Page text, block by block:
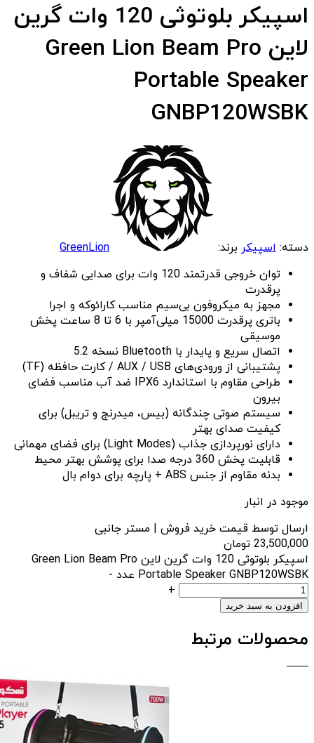
اسپیکر بلوتوثی 120 وات گرین
لاین Green Lion Beam Pro
Portable Speaker
GNBP120WSBK
دسته: اسپیکر برند:
GreenLion
توان خروجی قدرتمند 120 وات برای صدایی شفاف و
پرقدرت
مجهز به میکروفون بی‌سیم مناسب کارائوکه و اجرا
باتری پرقدرت 15000 میلی‌آمپر با 6 تا 8 ساعت پخش
موسیقی
اتصال سریع و پایدار با Bluetooth نسخه 5.2
پشتیبانی از ورودی‌های AUX / USB / کارت حافظه (TF)
طراحی مقاوم با استاندارد IPX6 ضد آب مناسب فضای
بیرون
سیستم صوتی چندگانه (بیس، میدرنج و تریبل) برای
کیفیت صدای بهتر
دارای نورپردازی جذاب (Light Modes) برای فضای مهمانی
قابلیت پخش 360 درجه صدا برای پوشش بهتر محیط
بدنه مقاوم از جنس ABS + پارچه برای دوام بال
موجود در انبار
ارسال توسط قیمت خرید فروش | مستر جانبی
23,500,000 تومان
اسپیکر بلوتوثی 120 وات گرین لاین Green Lion Beam Pro
Portable Speaker GNBP120WSBK عدد
-
+
افزودن به سبد خرید
محصولات مرتبط